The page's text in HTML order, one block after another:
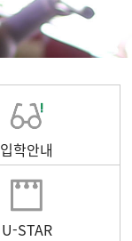
입학안내
U-STAR